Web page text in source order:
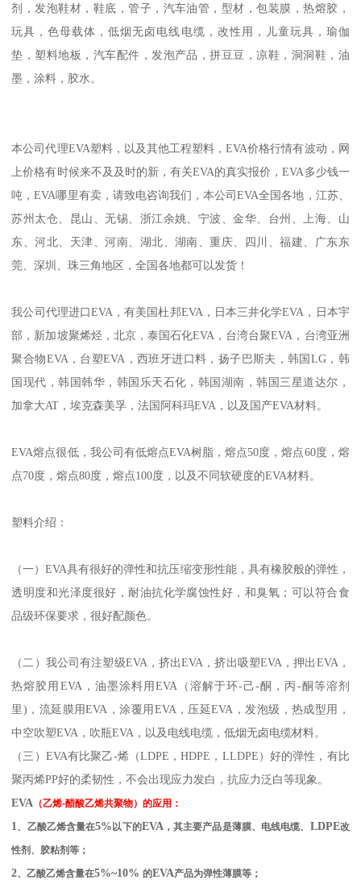
剂，发泡鞋材，鞋底，管子，汽车油管，型材，包装膜，热熔胶，
玩具，色母载体，低烟无卤电线电缆，改性用，儿童玩具，瑜伽
垫，塑料地板，汽车配件，发泡产品，拼豆豆，凉鞋，洞洞鞋，油
墨，涂料，胶水。
本公司代理EVA塑料，以及其他工程塑料，EVA价格行情有波动，网
上价格有时候来不及及时的新，有关EVA的真实报价，EVA 多少钱一
吨，EVA哪里有卖，请致电咨询我们，本公司EVA全国各地，江苏、
苏州太仓、昆山、无锡、浙江余姚、宁波、金华、台州、上海、山
东、河北、天津、河南、湖北、湖南、重庆、四川、福建、广东东
莞、深圳、珠三角地区，全国各地都可以发货！
我公司代理进口EVA ，有美国杜邦EVA ，日本三井化学EVA ，日本宇
部，新加坡聚烯烃，北京，泰国石化EVA ，台湾台聚EVA ，台湾亚洲
聚合物EVA ，台塑EVA ，西班牙进口料，扬子巴斯夫，韩国 LG，韩
国现代，韩国韩华，韩国乐天石化，韩国湖南，韩国三星道达尔，
加拿大AT ，埃克森美孚，法国阿科玛EVA ，以及国产EVA材料。
EVA熔点很低，我公司有低熔点EVA树脂，熔点50度，熔点60度，熔
点70度，熔点80度，熔点100度，以及不同软硬度的EVA材料。
塑料介绍：
（一）EVA具有很好的弹性和抗压缩变形性能，具有橡胶般的弹性，
透明度和光泽度很好，耐油抗化学腐蚀性好，和臭氧；可以符合食
品级环保要求，很好配颜色。
（二）我公司有注塑级EVA ，挤出EVA ，挤出吸塑EVA ，押出 EVA ，
热熔胶用 EVA ，油墨涂料用 EVA （溶解于环-己-酮，丙-酮等溶剂
里 ) ，流延膜用EVA ，涂覆用 EVA ，压延EVA ，发泡级，热成型用，
中空吹塑EVA ，吹瓶EVA ，以及电线电缆，低烟无卤电缆材料。
（三） EVA有比聚乙-烯（LDPE ，HDPE ， LLDPE ）好的弹性，有比
聚丙烯PP好的柔韧性，不会出现应力发白，抗应力泛白等现象。
EVA （乙烯-醋酸乙烯共聚物）的应用：
1 、乙酸乙烯含量在5% 以下的EVA ，其主要产品是薄膜、电线电缆、 LDPE改
性剂、胶粘剂等；
2、乙酸乙烯含量在5%~10%的EVA产品为弹性薄膜等；